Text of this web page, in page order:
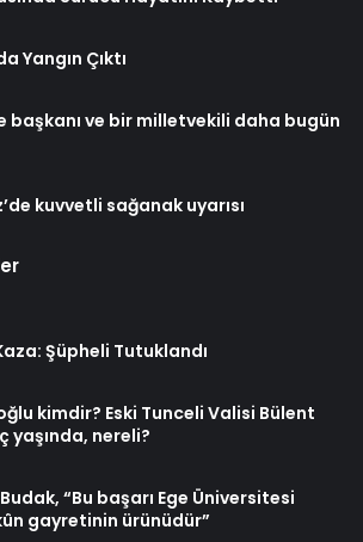
Yangın Çıktı
başkanı ve bir milletvekili daha bugün
kuvvetli sağanak uyarısı
Şüpheli Tutuklandı
kimdir? Eski Tunceli Valisi Bülent
yaşında, nereli?
“Bu başarı Ege Üniversitesi
gayretinin ürünüdür”